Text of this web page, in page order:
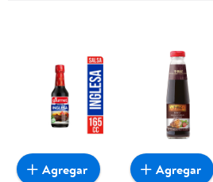
Agregar Agregar